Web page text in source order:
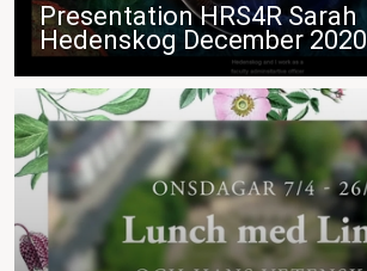
Presentation HRS4R Sarah
Hedenskog December 2020